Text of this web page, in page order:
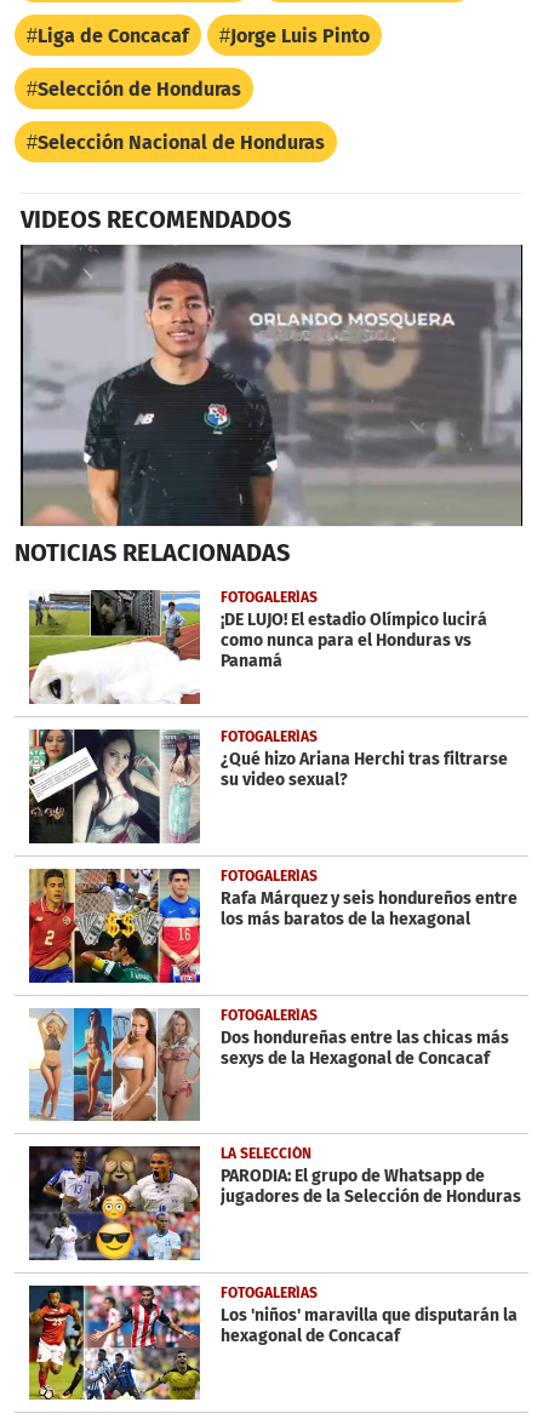
Liga de Concacaf Jorge Luis Pinto
Selección de Honduras
Selección Nacional de Honduras
VIDEOS RECOMENDADOS
seconds
56
seconds
NOTICIAS RELACIONADAS
FOTOGALERÍAS
¡DE LUJO! El estadio Olímpico lucirá
como nunca para el Honduras vs
Panamá
FOTOGALERÍAS
¿Qué hizo Ariana Herchi tras filtrarse
su video sexual?
FOTOGALERÍAS
Rafa Márquez y seis hondureños entre
los más baratos de la hexagonal
FOTOGALERÍAS
Dos hondureñas entre las chicas más
sexys de la Hexagonal de Concacaf
LA SELECCIÓN
PARODIA: El grupo de Whatsapp de
jugadores de la Selección de Honduras
FOTOGALERÍAS
Los 'niños' maravilla que disputarán la
hexagonal de Concacaf